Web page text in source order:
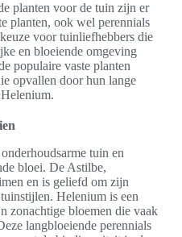
planten voor de tuin zijn er
planten, ook wel perennials
voor tuinliefhebbers die
en bloeiende omgeving
populaire vaste planten
opvallen door hun lange
tuin en
bloei. De Astilbe,
en is geliefd om zijn
Helenium is een
zonachtige bloemen die vaak
langbloeiende perennials